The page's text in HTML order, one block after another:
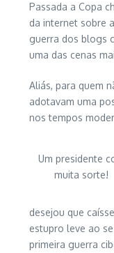
Passada a Copa
da internet sobre
guerra dos blogs
uma das cenas
Aliás, para quem
adotavam uma
nos tempos
Um presidente
muita sorte!
desejou que
estupro leve ao
primeira guerra